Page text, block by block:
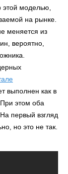
моделью,
на рынке.
меняется из
вероятно,
выполнен как в
При этом оба
первый взгляд
но это не так.